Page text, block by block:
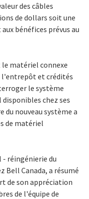
des câbles
de dollars soit une
bénéfices prévus au
matériel connexe
l'entrepôt et crédités
le système
chez ses
du nouveau système a
de matériel
- réingénierie du
Bell Canada, a résumé
de son appréciation
de l'équipe de